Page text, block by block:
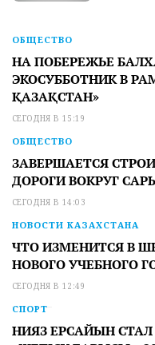
ОБЩЕСТВО
НА ПОБЕРЕЖЬЕ
ЭКОСУББОТНИК В
ҚАЗАҚСТАН»
СЕГОДНЯ В 15:19
ОБЩЕСТВО
ЗАВЕРШАЕТСЯ
ДОРОГИ ВОКРУГ
СЕГОДНЯ В 14:03
НОВОСТИ КАЗАХСТАНА
ЧТО ИЗМЕНИТСЯ В
НОВОГО УЧЕБНОГО
СЕГОДНЯ В 12:49
СПОРТ
НИЯЗ ЕРСАЙЫН